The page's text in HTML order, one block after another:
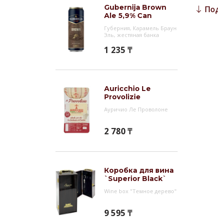
Gubernija Brown
Ale 5,9% Can
Губерния, Карамель Браун
Эль, жестяная банка
1 235 ₸
Auricchio Le
Provolizie
Ауричио Ле Проволоне
2 780 ₸
Коробка для вина
`Superior Black`
Wine box "Темное дерево"
9 595 ₸